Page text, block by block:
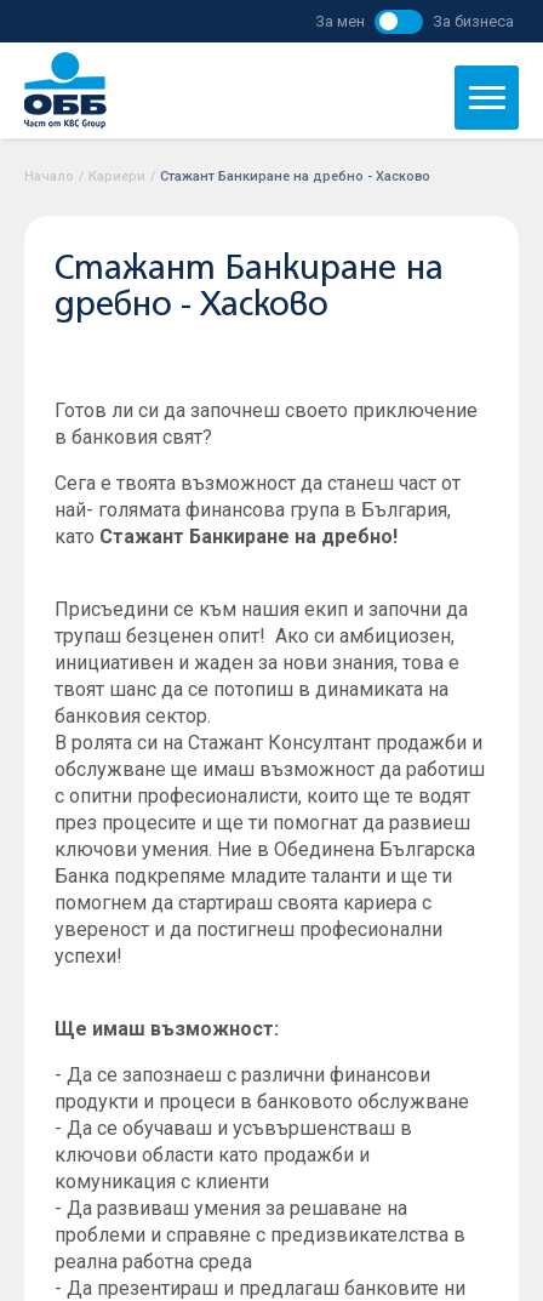
За мен За бизнеса
Начало / Кариери / Стажант Банкиране на дребно - Хасково
Стажант Банкиране на
дребно - Хасково
Готов ли си да започнеш своето приключение
в банковия свят?
Сега е твоята възможност да станеш част от
най- голямата финансова група в България,
като Стажант Банкиране на дребно!
Присъедини се към нашия екип и започни да
трупаш безценен опит! Ако си амбициозен,
инициативен и жаден за нови знания, това е
твоят шанс да се потопиш в динамиката на
банковия сектор.
В ролята си на Стажант Консултант продажби и
обслужване ще имаш възможност да работиш
с опитни професионалисти, които ще те водят
през процесите и ще ти помогнат да развиеш
ключови умения. Ние в Обединена Българска
Банка подкрепяме младите таланти и ще ти
помогнем да стартираш своята кариера с
увереност и да постигнеш професионални
успехи!
Ще имаш възможност:
- Да се запознаеш с различни финансови
продукти и процеси в банковото обслужване
- Да се обучаваш и усъвършенстваш в
ключови области като продажби и
комуникация с клиенти
- Да развиваш умения за решаване на
проблеми и справяне с предизвикателства в
реална работна среда
- Да презентираш и предлагаш банковите ни